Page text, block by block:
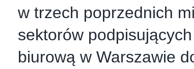
w trzech poprzednich
sektorów
biurową w Warszawie